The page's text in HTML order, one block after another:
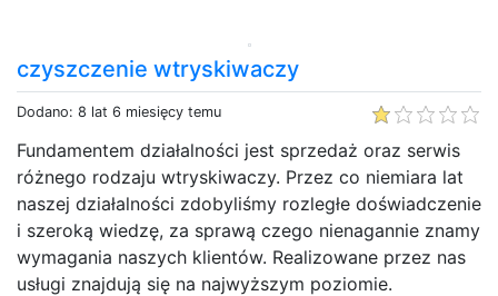
czyszczenie wtryskiwaczy
Dodano: 8 lat 6 miesięcy temu
Fundamentem działalności jest sprzedaż oraz serwis
różnego rodzaju wtryskiwaczy. Przez co niemiara lat
naszej działalności zdobyliśmy rozległe doświadczenie
i szeroką wiedzę, za sprawą czego nienagannie znamy
wymagania naszych klientów. Realizowane przez nas
usługi znajdują się na najwyższym poziomie.